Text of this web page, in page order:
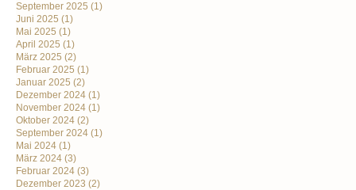
September 2025 (1)
Juni 2025 (1)
Mai 2025 (1)
April 2025 (1)
März 2025 (2)
Februar 2025 (1)
Januar 2025 (2)
Dezember 2024 (1)
November 2024 (1)
Oktober 2024 (2)
September 2024 (1)
Mai 2024 (1)
März 2024 (3)
Februar 2024 (3)
Dezember 2023 (2)